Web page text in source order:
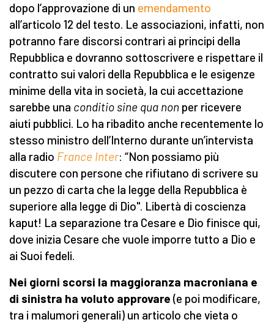
dopo l’approvazione di un emendamento
all’articolo 12 del testo. Le associazioni, infatti, non
potranno fare discorsi contrari ai principi della
Repubblica e dovranno sottoscrivere e rispettare il
contratto sui valori della Repubblica e le esigenze
minime della vita in società, la cui accettazione
sarebbe una conditio sine qua non per ricevere
aiuti pubblici. Lo ha ribadito anche recentemente lo
stesso ministro dell’Interno durante un’intervista
alla radio France Inter: “Non possiamo più
discutere con persone che rifiutano di scrivere su
un pezzo di carta che la legge della Repubblica è
superiore alla legge di Dio". Libertà di coscienza
kaput! La separazione tra Cesare e Dio finisce qui,
dove inizia Cesare che vuole imporre tutto a Dio e
ai Suoi fedeli.
Nei giorni scorsi la maggioranza macroniana e
di sinistra ha voluto approvare (e poi modificare,
tra i malumori generali) un articolo che vieta o